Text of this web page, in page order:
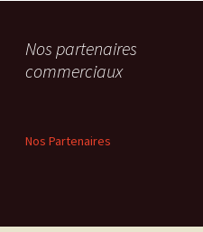
Nos partenaires
commerciaux
Nos Partenaires